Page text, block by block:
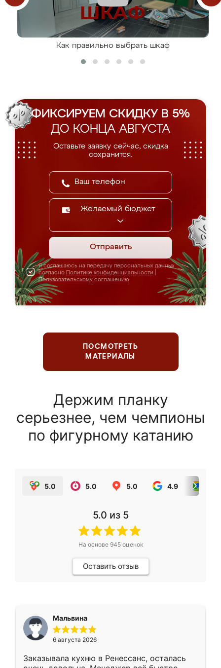
Как правильно выбрать шкаф
ФИКСИРУЕМ СКИДКУ В 5%
ДО КОНЦА АВГУСТА
Оставьте заявку сейчас, скидка
сохранится.
Желаемый бюджет
Отправить
Я соглашаюсь на передачу персональных данных
согласно Политике конфиденциальности
Пользовательскому соглашению
ПОСМОТРЕТЬ
МАТЕРИАЛЫ
Держим планку
серьезнее, чем чемпионы
по фигурному катанию
5.0 5.0 5.0 4.9
5.0 из 5
На основе 945оценок
Оставить отзыв
Мальвина
6 августа 2026
Заказывала кухню в Ренессанс, осталась